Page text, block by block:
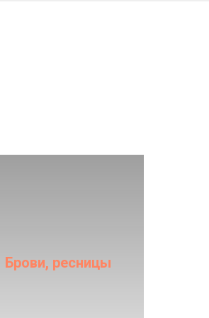
Брови, ресницы
Посмотреть услуги